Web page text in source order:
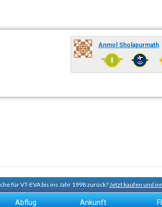
Anmol Sholapurmath
für VT-EVA bis ins Jahr 1998 zurück?Jetzt kaufen und
Abflug Ankunft